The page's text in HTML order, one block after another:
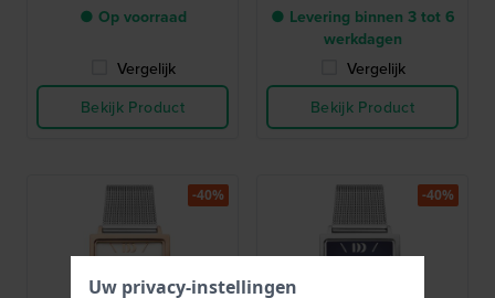
● Op voorraad
Vergelijk
Bekijk Product
● Levering binnen 3 tot 6
werkdagen
Vergelijk
Bekijk Product
-40% -40%
Uw privacy-instellingen